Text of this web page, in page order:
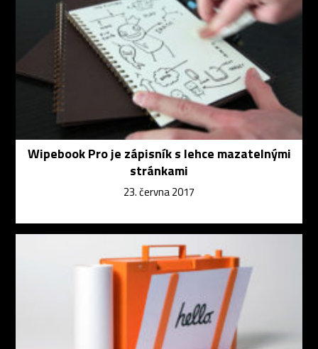
Wipebook Pro je zápisník s lehce mazatelnými
stránkami
23. června 2017